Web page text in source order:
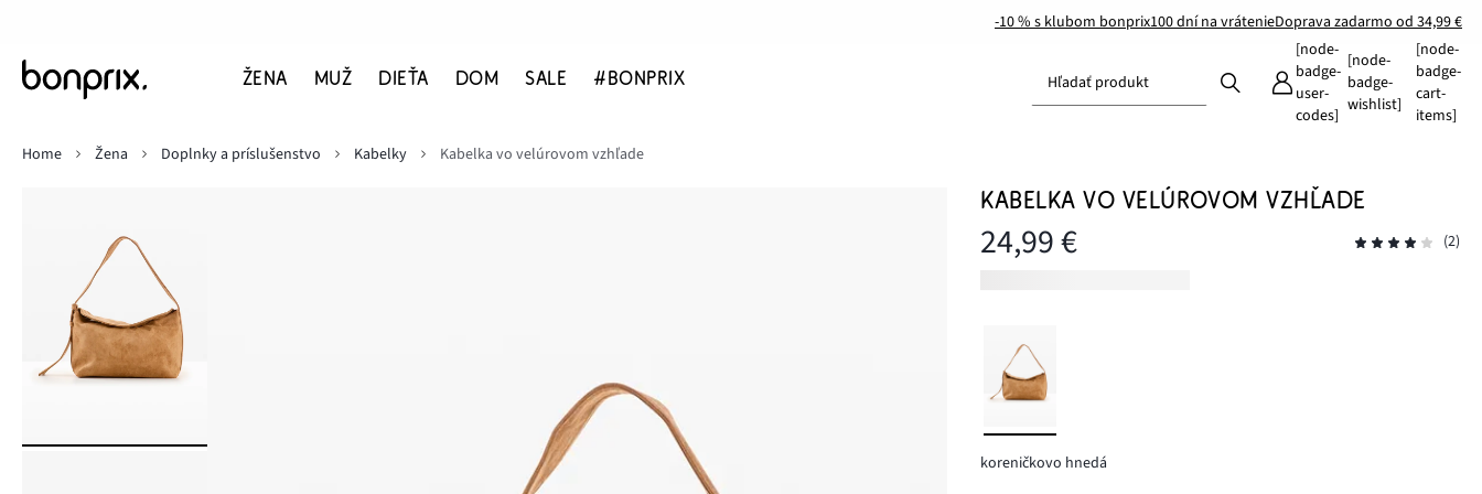
-10 % s klubom bonprix100 dní na vrátenieDoprava zadarmo od 34,99 €
ŽENA MUŽ DIEŤA DOM SALE #BONPRIX Hľadať produkt
[node-
badge-
user-
codes]
[node-
badge-
wishlist]
[node-
badge-
cart-
items]
Home
Žena Doplnky a príslušenstvo Kabelky Kabelka vo velúrovom vzhľade
KABELKA VO VELÚROVOM VZHĽADE
24,99 € (2)
koreničkovo hnedá